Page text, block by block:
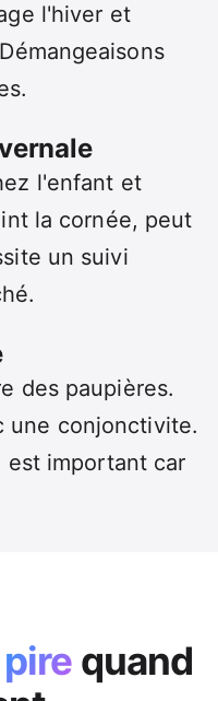
l'hiver et
l'enfant et
la cornée, peut
un suivi
des paupières.
une conjonctivite.
important car
pire quand